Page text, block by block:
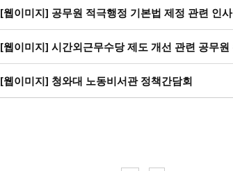
[웹이미지] 공무원 적극행정 기본법 제정 관련 인
[웹이미지] 시간외근무수당 제도 개선 관련 공무
[웹이미지] 청와대 노동비서관 정책간담회